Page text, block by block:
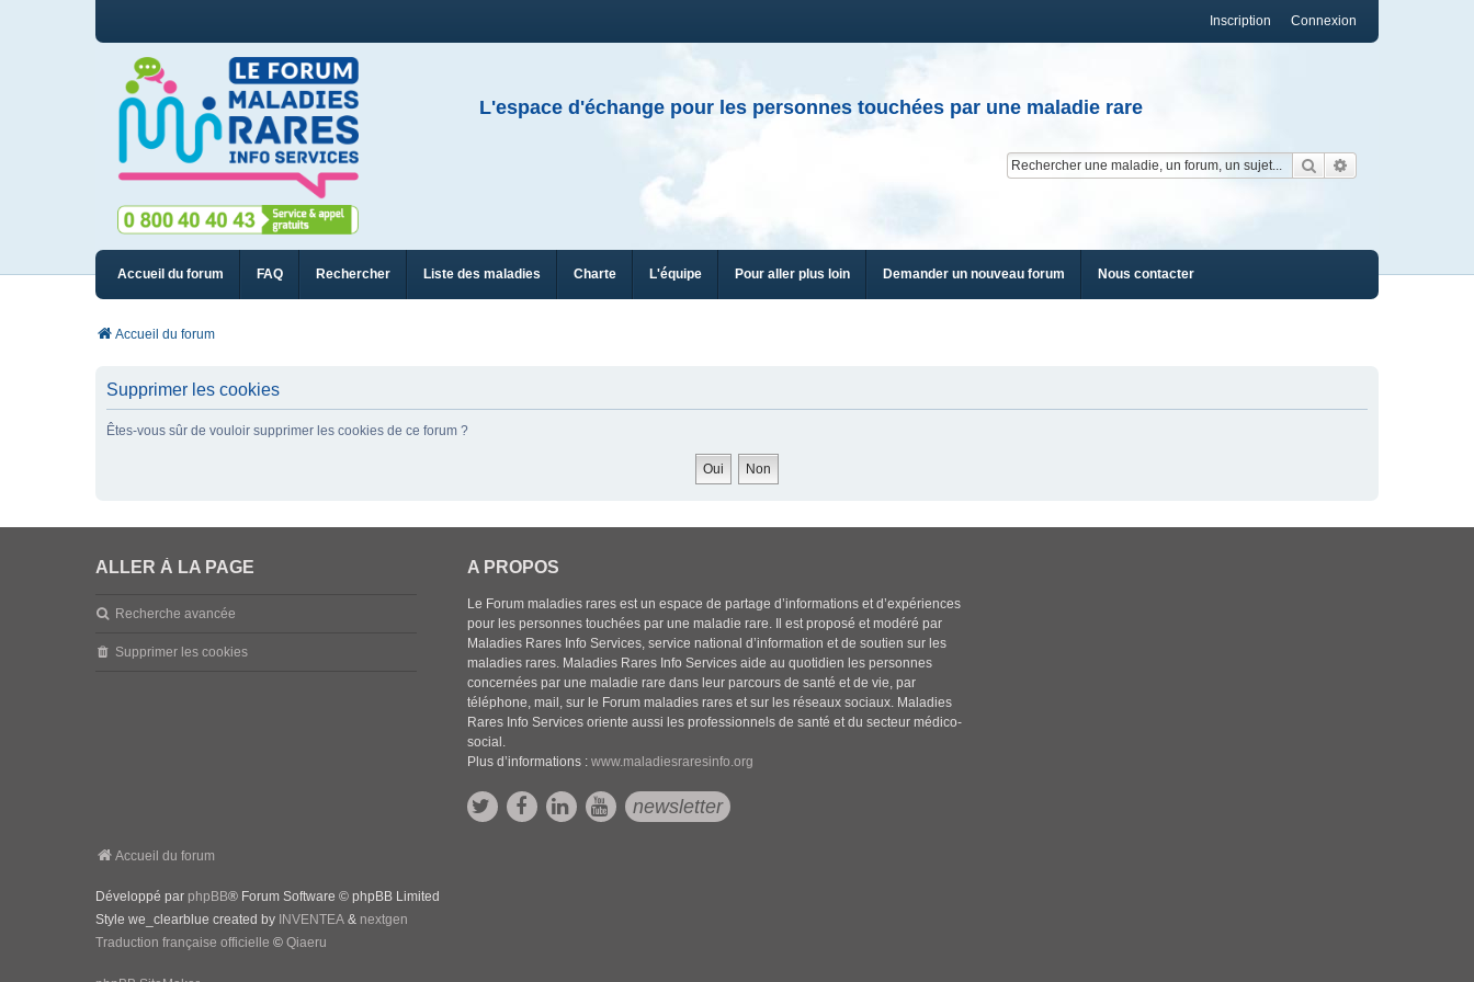
Connexion
Inscription
L'espace d'échange pour les personnes touchées par une maladie rare
Rechercher
Accueil du forum FAQ Rechercher Liste des maladies Charte L'équipe Pour aller plus loin Demander un nouveau forum Nous contacter
Accueil du forum
Supprimer les cookies
Êtes-vous sûr de vouloir supprimer les cookies de ce forum ?
ALLER À LA PAGE
Recherche avancée
Supprimer les cookies
A PROPOS
Le Forum maladies rares est un espace de partage d’informations et d’expériences
pour les personnes touchées par une maladie rare. Il est proposé et modéré par
Maladies Rares Info Services, service national d’information et de soutien sur les
maladies rares. Maladies Rares Info Services aide au quotidien les personnes
concernées par une maladie rare dans leur parcours de santé et de vie, par
téléphone, mail, sur le Forum maladies rares et sur les réseaux sociaux. Maladies
Rares Info Services oriente aussi les professionnels de santé et du secteur médico-
social.
Plus d’informations :www.maladiesraresinfo.org
newsletter
Accueil du forum
Développé par phpBB® Forum Software © phpBB Limited
Style we_clearblue created by INVENTEA & nextgen
Traduction française officielle © Qiaeru